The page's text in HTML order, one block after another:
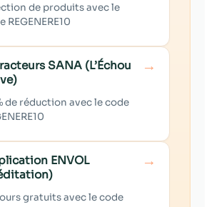
de produits avec le
REGENERE10
SANA (L’Échou
de réduction avec le code
→
ENVOL
gratuits avec le code
→